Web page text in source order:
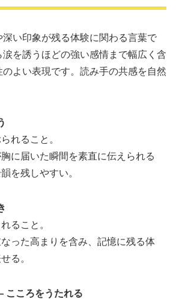
い印象が残る体験に関わる言葉で
を誘うほどの強い感情まで幅広く含
よい表現です。読み手の共感を自然
れること。
に届いた瞬間を素直に伝えられる
を残しやすい。
ること。
った高まりを含み、記憶に残る体
る。
こころをうたれる